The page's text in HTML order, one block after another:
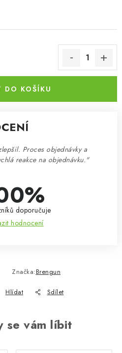
DO KOŠÍKU
Proces objednávky a
reakce na objednávku."
doporučuje
hodnocení
Značka:Brengun
Hlídat Sdílet
se vám líbit